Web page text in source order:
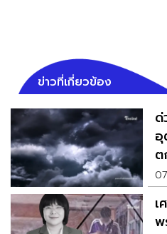
ข่าวที่เกี่ยวข้อง
ด่
อุ
ต
เ
พ